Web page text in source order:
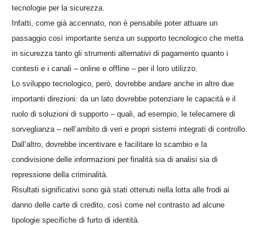
tecnologie per la sicurezza.
Infatti, come già accennato, non è pensabile poter attuare un
passaggio così importante senza un supporto tecnologico che metta
in sicurezza tanto gli strumenti alternativi di pagamento quanto i
contesti e i canali – online e offline – per il loro utilizzo.
Lo sviluppo tecnologico, però, dovrebbe andare anche in altre due
importanti direzioni: da un lato dovrebbe potenziare le capacità e il
ruolo di soluzioni di supporto – quali, ad esempio, le telecamere di
sorveglianza – nell’ambito di veri e propri sistemi integrati di controllo.
Dall’altro, dovrebbe incentivare e facilitare lo scambio e la
condivisione delle informazioni per finalità sia di analisi sia di
repressione della criminalità.
Risultati significativi sono già stati ottenuti nella lotta alle frodi ai
danno delle carte di credito, così come nel contrasto ad alcune
tipologie specifiche di furto di identità.